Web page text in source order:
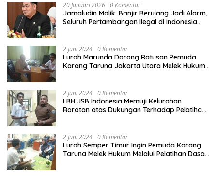
20 Januari 2026 0 Komentar
Jamaludin Malik: Banjir Berulang Jadi Alarm,
Seluruh Pertambangan Ilegal di Indonesia
2 Juni 2024 0 Komentar
Lurah Marunda Dorong Ratusan Pemuda
Karang Taruna Jakarta Utara Melek Hukum
2 Juni 2024 0 Komentar
LBH JSB Indonesia Memuji Kelurahan
Rorotan atas Dukungan Terhadap Pelatihan
2 Juni 2024 0 Komentar
Lurah Semper Timur Ingin Pemuda Karang
Taruna Melek Hukum Melalui Pelatihan Dasar